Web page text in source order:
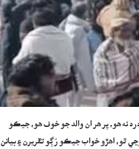
نه هو، پر هر ان والد جو خوف هو، جيڪو
ٿو، اهڙو خواب جيڪو رُڳو تقريرن ۽